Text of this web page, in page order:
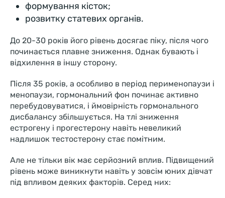
формування кісток;
розвитку статевих органів.
До 20-30 років його рівень досягає піку, після чого
починається плавне зниження. Однак бувають і
відхилення в іншу сторону.
Після 35 років, а особливо в період перименопаузи і
менопаузи, гормональний фон починає активно
перебудовуватися, і ймовірність гормонального
дисбалансу збільшується. На тлі зниження
естрогену і прогестерону навіть невеликий
надлишок тестостерону стає помітним.
Але не тільки вік має серйозний вплив. Підвищений
рівень може виникнути навіть у зовсім юних дівчат
під впливом деяких факторів. Серед них: